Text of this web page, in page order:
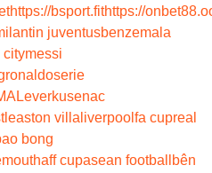
https://bsport.fithttps://
tin juventusbenzema la
citymessi
ronaldoserie
Leverkusenac
aston villa liverpool fa cupreal
bong
aff cupasean football bên